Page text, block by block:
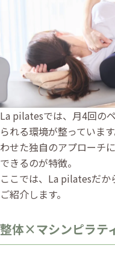
La pilatesでは、月4回の
られる環境が整っていま
わせた独自のアプローチ
できるのが特徴。
ここでは、La pilatesだ
ご紹介します。
整体×マシンピラテ